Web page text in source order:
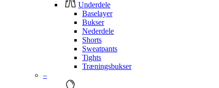
Underdele
Baselayer
Bukser
Nederdele
Shorts
Sweatpants
Tights
Træningsbukser
–